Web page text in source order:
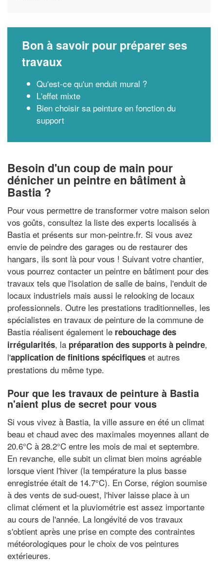
Bon à savoir pour préparer ses
travaux
Qu'est-ce qu'un enduit mural ?
L'effet mixte
Bien choisir sa peinture en fonction du
support
Besoin d'un coup de main pour
dénicher un peintre en bâtiment à
Bastia ?
Pour vous permettre de transformer votre maison selon
vos goûts, consultez la liste des experts localisés à
Bastia et présents sur mon-peintre.fr. Si vous avez
envie de peindre des garages ou de restaurer des
hangars, ils sont là pour vous ! Suivant votre chantier,
vous pourrez contacter un peintre en bâtiment pour des
travaux tels que l'isolation de salle de bains, l'enduit de
locaux industriels mais aussi le relooking de locaux
professionnels. Outre les prestations traditionnelles, les
spécialistes en travaux de peinture de la commune de
Bastia réalisent également le rebouchage des
irrégularités, la préparation des supports à peindre,
l'application de finitions spécifiques et autres
prestations du même type.
Pour que les travaux de peinture à Bastia
n'aient plus de secret pour vous
Si vous vivez à Bastia, la ville assure en été un climat
beau et chaud avec des maximales moyennes allant de
20.6°C à 28.2°C entre les mois de mai et septembre.
En revanche, elle subit un climat bien moins agréable
lorsque vient l'hiver (la température la plus basse
enregistrée était de 14.7°C). En Corse, région soumise
à des vents de sud-ouest, l'hiver laisse place à un
climat clément et la pluviométrie est assez importante
au cours de l'année. La longévité de vos travaux
s'obtient après une prise en compte des contraintes
météorologiques pour le choix de vos peintures
extérieures.